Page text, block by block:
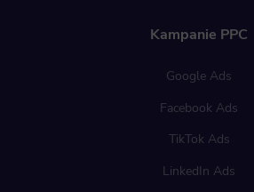
Kampanie PPC
Google Ads
Facebook Ads
TikTok Ads
LinkedIn Ads